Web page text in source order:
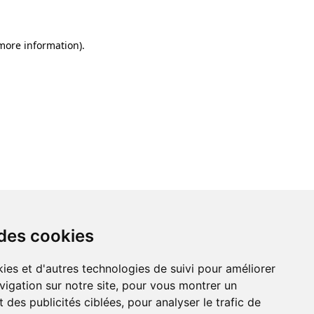
cookies
et d'autres technologies de suivi pour améliorer
sur notre site, pour vous montrer un
des publicités ciblées, pour analyser le trafic de
information).